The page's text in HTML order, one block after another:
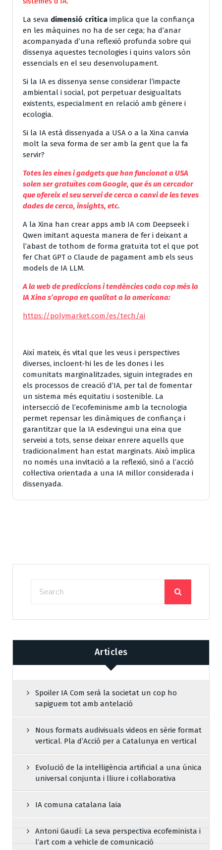
La seva dimensió crítica implica que la confiança
en les màquines no ha de ser cega; ha d’anar
acompanyada d’una reflexió profunda sobre qui
dissenya aquestes tecnologies i quins valors són
essencials en el seu desenvolupament.
Si la IA es dissenya sense considerar l’impacte
ambiental i social, pot perpetuar desigualtats
existents, especialment en relació amb gènere i
ecologia.
Si la IA està dissenyada a USA o a la Xina canvia
molt la seva forma de ser amb la gent que la fa
servir?
Totes les eines i gadgets que han funcionat a USA
solen ser gratuïtes com Google, que és un cercador
que ofereix el seu servei de cerca a canvi de les teves
dades de cerca, insights, etc.
A la Xina han crear apps amb IA com Deepseek i
Qwen imitant aquesta manera de fer i deixant a
l’abast de tothom de forma gratuïta tot el que pot
fer Chat GPT o Claude de pagament amb els seus
models de IA LLM.
A la web de prediccions i tendències cada cop més la
IA Xina s’apropa en qualitat a la americana:
https://polymarket.com/es/tech/ai
Així mateix, és vital que les veus i perspectives
diverses, incloent-hi les de les dones i les
comunitats marginalitzades, siguin integrades en
els processos de creació d’IA, per tal de fomentar
un sistema més equitatiu i sostenible. La
intersecció de l’ecofeminisme amb la tecnologia
permet repensar les dinàmiques de confiança i
garantitzar que la IA esdevingui una eina que
serveixi a tots, sense deixar enrere aquells que
tradicionalment han estat marginats. Això implica
no només una invitació a la reflexió, sinó a l’acció
col·lectiva orientada a una IA millor considerada i
dissenyada.
Articles
Spoiler IA Com serà la societat un cop ho
sapiguem tot amb antelació
Nous formats audivisuals videos en sèrie format
vertical. Pla d’Acció per a Catalunya en vertical
Evolució de la intel·ligència artificial a una única
universal conjunta i lliure i col·laborativa
IA comuna catalana laia
Antoni Gaudí: La seva perspectiva ecofeminista i
l’art com a vehicle de comunicació